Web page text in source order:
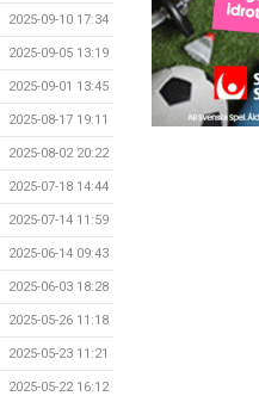
2025-09-10 17:34
2025-09-05 13:19
2025-09-01 13:45
2025-08-17 19:11
2025-08-02 20:22
2025-07-18 14:44
2025-07-14 11:59
2025-06-14 09:43
2025-06-03 18:28
2025-05-26 11:18
2025-05-23 11:21
2025-05-22 16:12